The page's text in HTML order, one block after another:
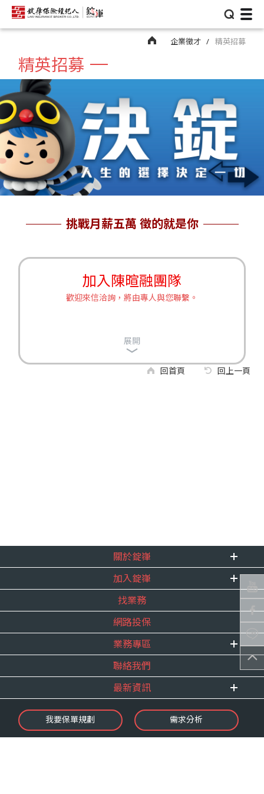
⌕
企業徵才 精英招募
精英招募
挑戰月薪五萬 徵的就是你
展開
加入陳暄融團隊
歡迎來信洽詢，將由專人與您聯繫。
回首頁 回上一頁
關於錠嵂
企業資訊
重要事跡
得獎紀錄
服務宣言
合作夥伴
加入錠嵂
內勤招聘
精英招募
年度增員計畫
找業務
網路投保
業務專區
E 線資源網
聯絡我們
最新資訊
最新消息
錠嵂焦點
我要保單規劃 需求分析